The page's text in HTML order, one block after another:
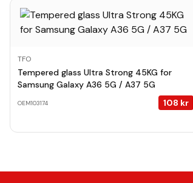
TFO
Tempered glass Ultra Strong 45KG for
Samsung Galaxy A36 5G / A37 5G
OEM103174 108 kr